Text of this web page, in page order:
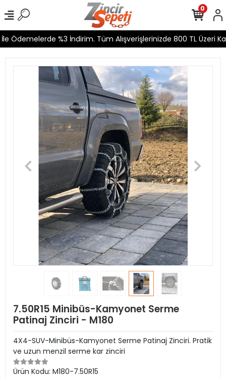
Ödemelerde %3 İndirim. Tüm Alışverişlerinizde 800 TL Üzeri
0
7.50R15 Minibüs-Kamyonet Serme
Patinaj Zinciri - M180
4X4-SUV-Minibüs-Kamyonet Serme Patinaj Zinciri. Pratik
ve uzun menzil serme kar zinciri
Ürün Kodu: M180-7.50R15